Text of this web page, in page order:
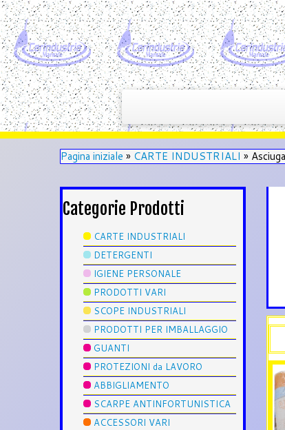
Pagina iniziale » CARTE INDUSTRIALI »
Categorie Prodotti
CARTE INDUSTRIALI
DETERGENTI
IGIENE PERSONALE
PRODOTTI VARI
SCOPE INDUSTRIALI
PRODOTTI PER IMBALLAGGIO
GUANTI
PROTEZIONI da LAVORO
ABBIGLIAMENTO
SCARPE ANTINFORTUNISTICA
ACCESSORI VARI